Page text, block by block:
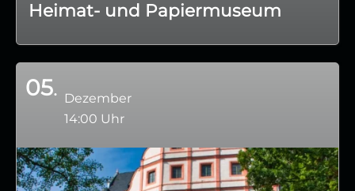
Heimat- und Papiermuseum
05
Dezember
14:00 Uhr